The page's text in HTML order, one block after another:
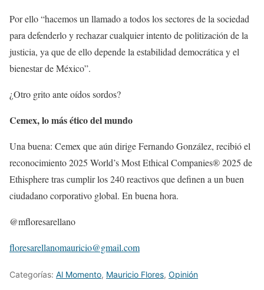
Por ello “hacemos un llamado a todos los sectores de la sociedad
para defenderlo y rechazar cualquier intento de politización de la
justicia, ya que de ello depende la estabilidad democrática y el
bienestar de México”.
¿Otro grito ante oídos sordos?
Cemex, lo más ético del mundo
Una buena: Cemex que aún dirige Fernando González, recibió el
reconocimiento 2025 World’s Most Ethical Companies® 2025 de
Ethisphere tras cumplir los 240 reactivos que definen a un buen
ciudadano corporativo global. En buena hora.
@mfloresarellano
floresarellanomauricio@gmail.com
Categorías: Al Momento, Mauricio Flores, Opinión